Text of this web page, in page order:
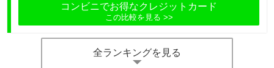
コンビニでお得なクレジットカード
この比較を見る
全ランキングを見る